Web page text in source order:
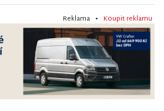
Reklama • Koupit reklamu